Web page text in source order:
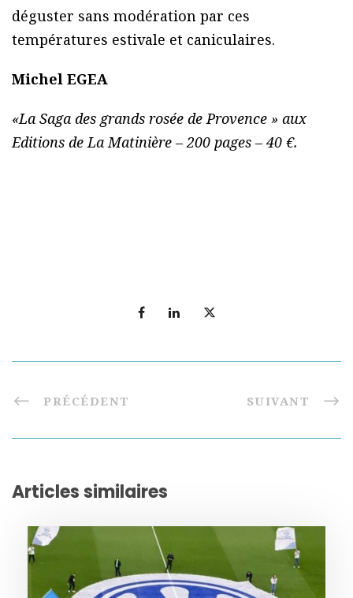
déguster sans modération par ces
températures estivale et caniculaires.
Michel EGEA
«La Saga des grands rosée de Provence » aux
Editions de La Matinière – 200 pages – 40 €.
PRÉCÉDENT SUIVANT
Articles similaires